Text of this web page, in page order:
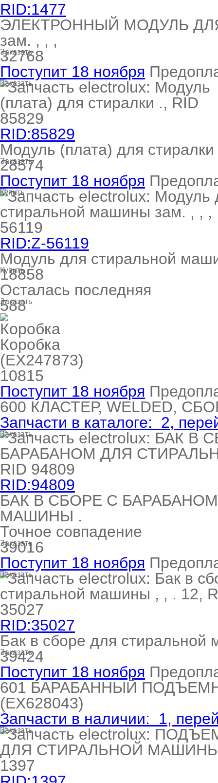
RID:1477
ЭЛЕКТРОННЫЙ МОДУЛЬ
зам. , , ,
Заказать
32768
Поступит 18 ноября
Заказать
RID:85829
Модуль (плата) для стиралки
Заказать
28574
Поступит 18 ноября
Купить
RID:Z-56119
Модуль для стиральной
Купить
18858
Осталась последняя
Заказать
588
Коробка
(EX247873)
10815
Поступит 18 ноября
600 КЛАСТЕР, WELDED,
Запчасти в каталоге:
2,
Заказать
RID:94809
БАК В СБОРЕ С
МАШИНЫ .
Точное совпадение
Заказать
39016
Поступит 18 ноября
Заказать
RID:35027
Бак в сборе для
Заказать
39424
Поступит 18 ноября
601 БАРАБАННЫЙ
(EX628043)
Запчасти в наличии:
1,
Заказать